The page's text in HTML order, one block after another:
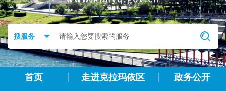
首页 走进克拉玛依区
政务公开